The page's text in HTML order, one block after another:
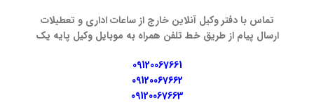
تماس با دفتر وکیل آنلاین خارج از ساعات اداری و تعطیلات
ارسال پیام از طریق خط تلفن همراه به موبایل وکیل پایه یک
09120067661
09120067662
09120067663